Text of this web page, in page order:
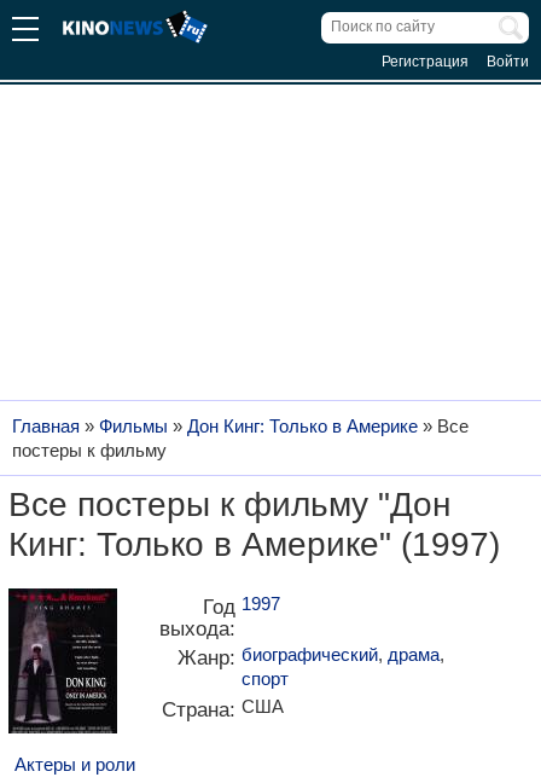
Регистрация Войти
Главная » Фильмы » Дон Кинг: Только в Америке » Все
постеры к фильму
Все постеры к фильму "Дон
Кинг: Только в Америке" (1997)
Год
выхода:
1997
Жанр: биографический, драма,
спорт
Страна: США
Актеры и роли